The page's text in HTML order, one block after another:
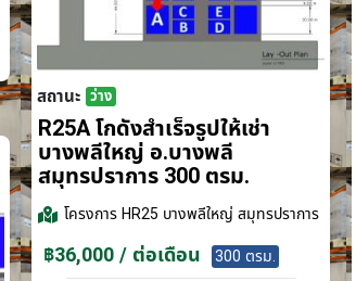
สถานะ ว่าง
R25A โกดังสำเร็จรูปให้เช่า
บางพลีใหญ่ อ.บางพลี
สมุทรปราการ 300 ตรม.
โครงการHR25 บางพลีใหญ่ สมุทรปราการ
฿36,000 / ต่อเดือน 300 ตรม.